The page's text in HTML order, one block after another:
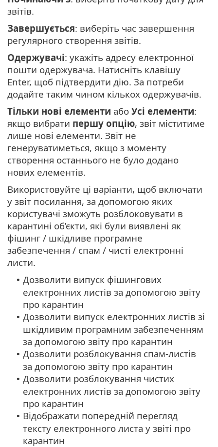
звітів.
Завершується: виберіть час завершення
регулярного створення звітів.
Одержувачі: укажіть адресу електронної
пошти одержувача. Натисніть клавішу
Enter, щоб підтвердити дію. За потреби
додайте таким чином кількох одержувачів.
Тільки нові елементи або Усі елементи:
якщо вибрати першу опцію, звіт міститиме
лише нові елементи. Звіт не
генеруватиметься, якщо з моменту
створення останнього не було додано
нових елементів.
Використовуйте ці варіанти, щоб включати
у звіт посилання, за допомогою яких
користувачі зможуть розблоковувати в
карантині об’єкти, які були виявлені як
фішинг / шкідливе програмне
забезпечення / спам / чисті електронні
листи.
• Дозволити випуск фішингових
електронних листів за допомогою звіту
про карантин
• Дозволити випуск електронних листів зі
шкідливим програмним забезпеченням
за допомогою звіту про карантин
• Дозволити розблокування спам-листів
за допомогою звіту про карантин
• Дозволити розблокування чистих
електронних листів за допомогою звіту
про карантин
• Відображати попередній перегляд
тексту електронного листа у звіті про
карантин